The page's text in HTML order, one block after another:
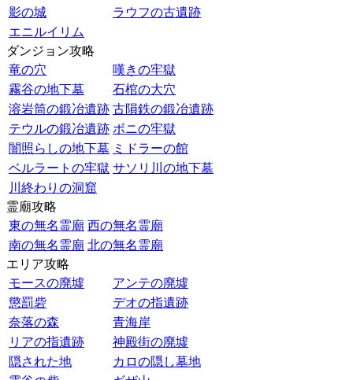
影の城
ラウフの古遺跡
エニルイリム
ダンジョン攻略
竜の穴
嘆きの牢獄
霧谷の地下墓
石棺の大穴
溶岩筒の鍛冶遺跡 古隕鉄の鍛冶遺跡
テウルの鍛冶遺跡 ボニの牢獄
闇照らしの地下墓 ミドラーの館
ベルラートの牢獄 サソリ川の地下墓
川終わりの洞窟
霊廟攻略
東の無名霊廟 西の無名霊廟
南の無名霊廟 北の無名霊廟
エリア攻略
モースの廃墟
アンテの廃墟
懲罰砦
デオの指遺跡
奈落の森
青海岸
リアの指遺跡
神殿街の廃墟
隠された地
カロの隠し墓地